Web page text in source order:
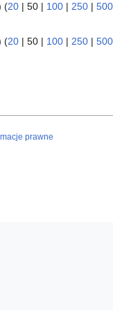
(20 | 50 | 100 | 250 | 500
(20 | 50 | 100 | 250 | 500
prawne